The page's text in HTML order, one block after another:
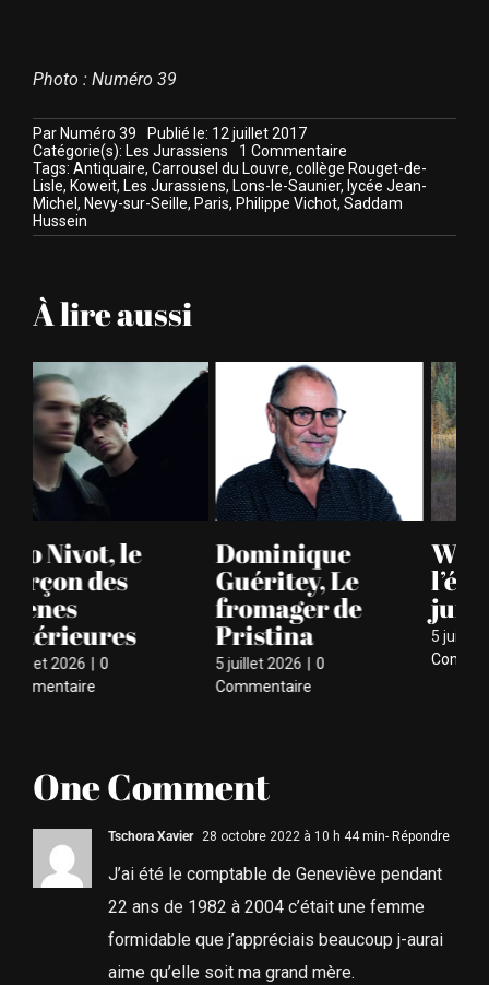
Photo : Numéro 39
Par Numéro 39
Publié le: 12 juillet 2017
Catégorie(s): Les Jurassiens 1 Commentaireon
Philippe
Vichot,
gentleman
Tags: Antiquaire, Carrousel du Louvre, collège Rouget-de-
Lisle, Koweit, Les Jurassiens, Lons-le-Saunier, lycée Jean-
Michel , Nevy-sur-Seille, Paris, Philippe Vichot, Saddam
Hussein
À lire aussi
Dominique
Guéritey, Le
fromager de
Pristina
5 juillet 2026
Commentaire
Wheobe,
l’évidence
jurassienne
5 juillet 2026
Commentaire
One Comment
Tschora Xavier 28 octobre 2022 à 10 h 44 min- Répondre
J’ai été le comptable de Geneviève pendant
22 ans de 1982 à 2004 c’était une femme
formidable que j’appréciais beaucoup j-aurai
aime qu’elle soit ma grand mère.